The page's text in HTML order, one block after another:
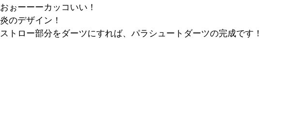
おぉーーーカッコいい！
炎のデザイン！
ストロー部分をダーツにすれば、パラシュートダーツの完成です！